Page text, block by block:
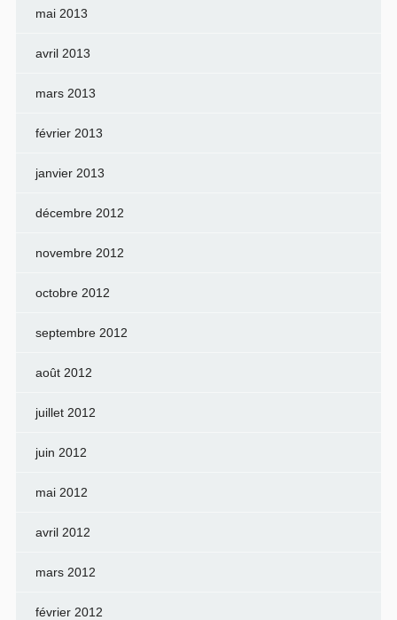
mai 2013
avril 2013
mars 2013
février 2013
janvier 2013
décembre 2012
novembre 2012
octobre 2012
septembre 2012
août 2012
juillet 2012
juin 2012
mai 2012
avril 2012
mars 2012
février 2012